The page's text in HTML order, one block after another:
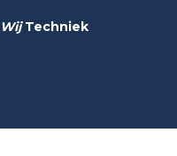
Wij Techniek